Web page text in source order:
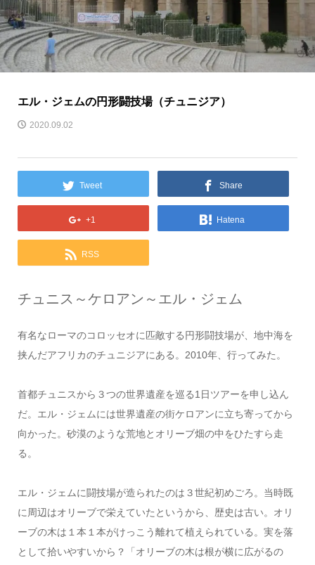
エル・ジェムの円形闘技場（チュニジア）
2020.09.02
Tweet Share
+1 Hatena
RSS
チュニス～ケロアン～エル・ジェム
有名なローマのコロッセオに匹敵する円形闘技場が、地中海を
挟んだアフリカのチュニジアにある。2010年、行ってみた。
首都チュニスから３つの世界遺産を巡る1日ツアーを申し込ん
だ。エル・ジェムには世界遺産の街ケロアンに立ち寄ってから
向かった。砂漠のような荒地とオリーブ畑の中をひたすら走
る。
エル・ジェムに闘技場が造られたのは３世紀初めごろ。当時既
に周辺はオリーブで栄えていたというから、歴史は古い。オリ
ーブの木は１本１本がけっこう離れて植えられている。実を落
として拾いやすいから？「オリーブの木は根が横に広がるの